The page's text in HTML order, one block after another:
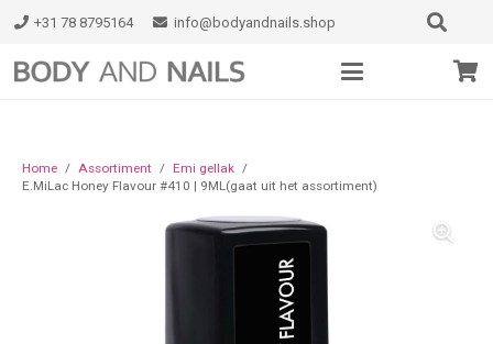
+31 78 8795164 info@bodyandnails.shop
Home / Assortiment / Emi gellak /
E.MiLac Honey Flavour #410 | 9ML(gaat uit het assortiment)